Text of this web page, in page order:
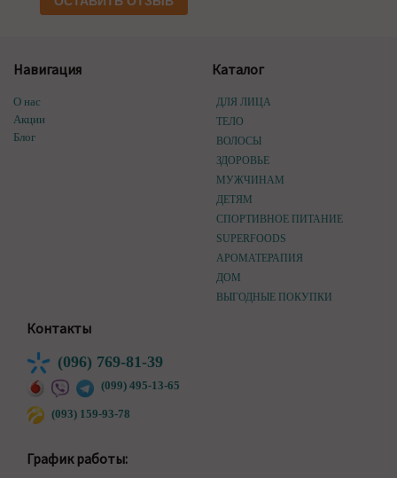
Навигация
О нас
Акции
Блог
Каталог
ДЛЯ ЛИЦА
ТЕЛО
ВОЛОСЫ
ЗДОРОВЬЕ
МУЖЧИНАМ
ДЕТЯМ
СПОРТИВНОЕ ПИТАНИЕ
SUPERFOODS
АРОМАТЕРАПИЯ
ДОМ
ВЫГОДНЫЕ ПОКУПКИ
Контакты
(096) 769-81-39
(099) 495-13-65
(093) 159-93-78
График работы: